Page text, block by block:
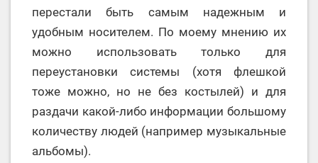
перестали быть самым надежным и
удобным носителем. По моему мнению их
можно использовать только для
переустановки системы (хотя флешкой
тоже можно, но не без костылей) и для
раздачи какой-либо информации большому
количеству людей (например музыкальные
альбомы).